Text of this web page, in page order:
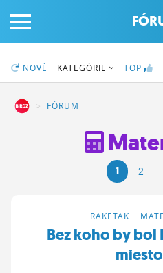
PRIHLÁS SA
FÓRUM
STATUSY
NOVÉ KATEGÓRIE TOP
FÓRUM
1 2
RAKETAK
Bez koho by bol